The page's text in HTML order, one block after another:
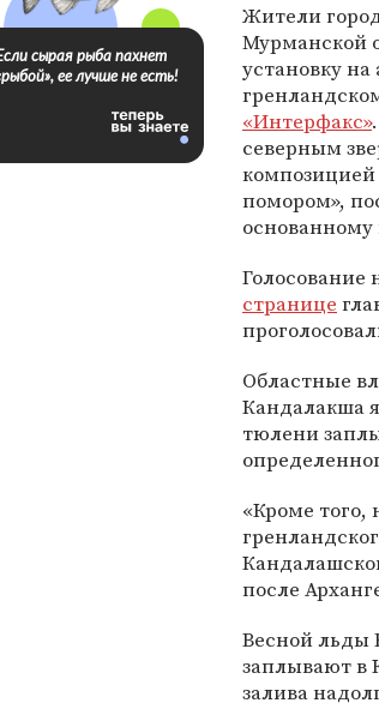
Жители
Мурманской
установку
«Интерфакс»
северным
композицией
помором»,
основанному
Голосование
странице
Областные
Кандалакша
тюлени
«Кроме
после
Весной льды
заплывают в
залива
сырая рыба пахнет
ее лучше не есть!